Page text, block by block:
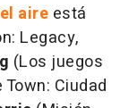
aire está
Legacy,
(Los juegos
Ciudad